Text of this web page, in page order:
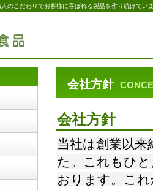
のこだわりでお客様に喜ばれる製品を作り続けてい
会社方針
会社方針
当社は創業以
た。これもひ
おります。こ